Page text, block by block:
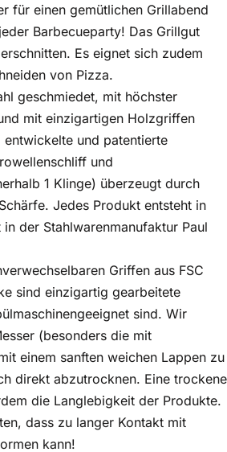
für einen gemütlichen Grillabend
Barbecueparty! Das Grillgut
Es eignet sich zudem
von Pizza.
geschmiedet, mit höchster
mit einzigartigen Holzgriffen
und patentierte
und
1 Klinge) überzeugt durch
Jedes Produkt entsteht in
der Stahlwarenmanufaktur Paul
Griffen aus FSC
sind einzigartig gearbeitete
sind. Wir
(besonders die mit
einem sanften weichen Lappen zu
direkt abzutrocknen. Eine trockene
die Langlebigkeit der Produkte.
dass zu langer Kontakt mit
kann!